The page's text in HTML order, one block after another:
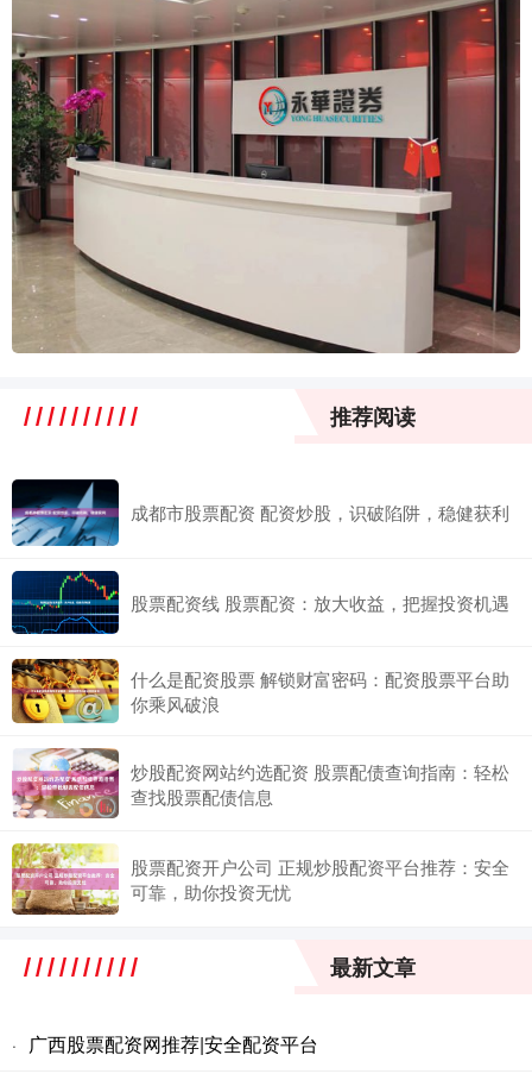
推荐阅读
成都市股票配资 配资炒股，识破陷阱，稳健获利
股票配资线 股票配资：放大收益，把握投资机遇
什么是配资股票 解锁财富密码：配资股票平台助
你乘风破浪
炒股配资网站约选配资 股票配债查询指南：轻松
查找股票配债信息
股票配资开户公司 正规炒股配资平台推荐：安全
可靠，助你投资无忧
最新文章
· 广西股票配资网推荐|安全配资平台